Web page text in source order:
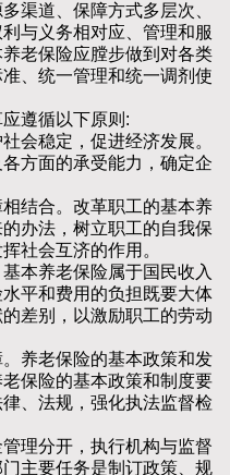
渠道、保障方式多层次、
与义务相对应、管理和服
老保险应膛步做到对各类
、统一管理和统一调剂使
遵循以下原则:
稳定，促进经济发展。
方面的承受能力，确定企
结合。改革职工的基本养
办法，树立职工的自我保
社会互济的作用。
养老保险属于国民收入
平和费用的负担既要大体
差别，以激励职工的劳动
养老保险的基本政策和发
保险的基本政策和制度要
、法规，强化执法监督检
理分开，执行机构与监督
主要任务是制订政策、规